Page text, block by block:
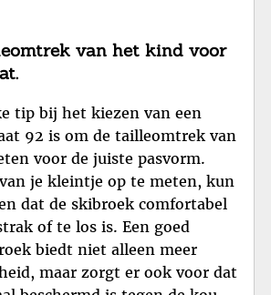
van het kind voor
tip bij het kiezen van een
92 is om de tailleomtrek van
voor de juiste pasvorm.
je kleintje op te meten, kun
dat de skibroek comfortabel
of te los is. Een goed
biedt niet alleen meer
maar zorgt er ook voor dat